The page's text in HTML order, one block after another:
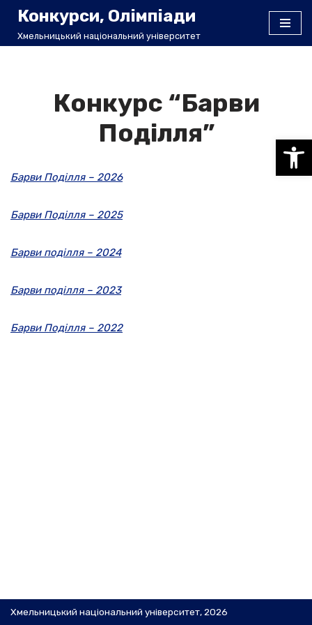
Перейти
Конкурси, Олімпіади
Хмельницький національний університет
Конкурс “Барви
Поділля”
Барви Поділля – 2026
Барви Поділля – 2025
Барви поділля – 2024
Барви поділля – 2023
Барви Поділля – 2022
Хмельницький національний університет, 2026